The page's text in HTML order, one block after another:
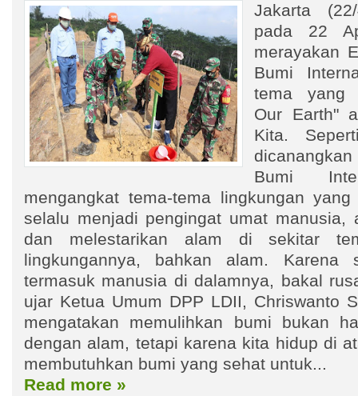
Jakarta
pada 22
merayakan
Bumi
tema yang
Our Earth"
Kita.
Bumi
mengangkat tema-tema lingkungan yang
selalu menjadi pengingat umat manusia,
dan melestarikan alam di sekitar
lingkungannya, bahkan alam. Karena
termasuk manusia di dalamnya, bakal
ujar Ketua Umum DPP LDII, Chriswanto
mengatakan memulihkan bumi bukan
dengan alam, tetapi karena kita hidup di
membutuhkan bumi yang sehat untuk...
Read more »